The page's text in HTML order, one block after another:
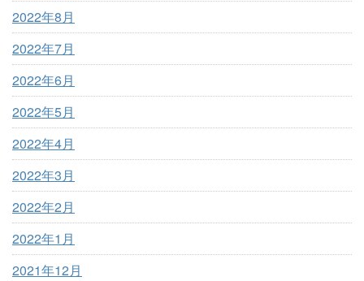
2022年8月
2022年7月
2022年6月
2022年5月
2022年4月
2022年3月
2022年2月
2022年1月
2021年12月